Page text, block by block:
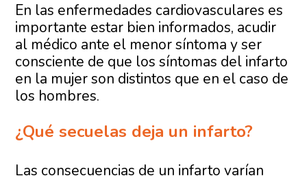
En las enfermedades cardiovasculares es
importante estar bien informados, acudir
al médico ante el menor síntoma y ser
consciente de que los síntomas del infarto
en la mujer son distintos que en el caso de
los hombres.
¿Qué secuelas deja un infarto?
Las consecuencias de un infarto varían